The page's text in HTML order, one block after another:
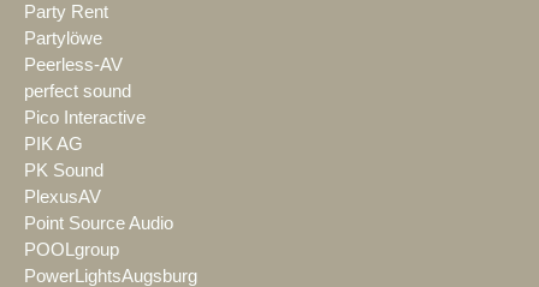
Party Rent
Partylöwe
Peerless-AV
perfect sound
Pico Interactive
PIK AG
PK Sound
PlexusAV
Point Source Audio
POOLgroup
PowerLightsAugsburg